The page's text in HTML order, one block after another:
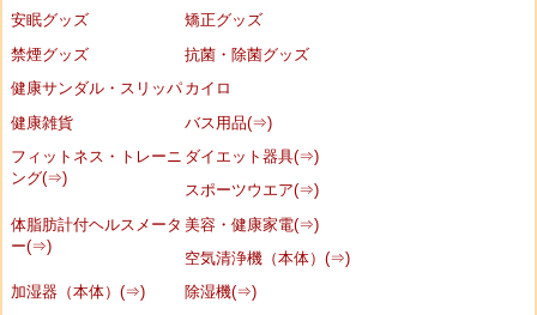
安眠グッズ
矯正グッズ
禁煙グッズ
抗菌・除菌グッズ
健康サンダル・スリッパ カイロ
健康雑貨
バス用品(⇒)
フィットネス・トレーニ
ング(⇒)
ダイエット器具(⇒)
スポーツウエア(⇒)
体脂肪計付ヘルスメータ
ー(⇒)
美容・健康家電(⇒)
空気清浄機（本体）(⇒)
加湿器（本体）(⇒)
除湿機(⇒)